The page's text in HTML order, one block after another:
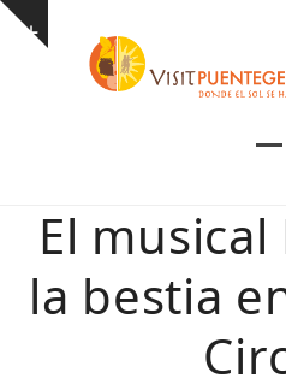
Skip
Show
El musical
la bestia